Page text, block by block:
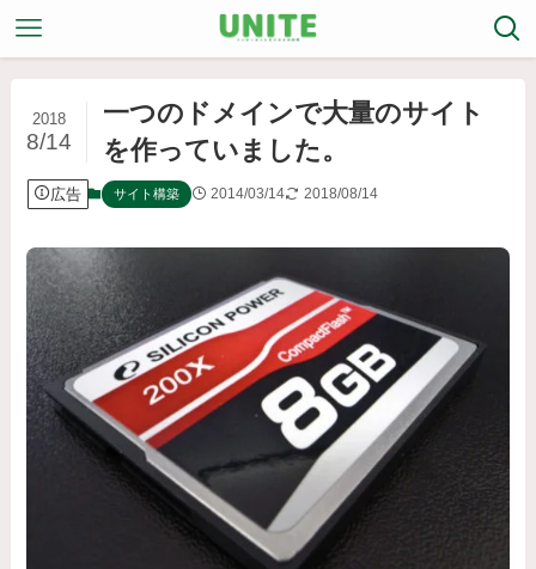
一つのドメインで大量のサイト
を作っていました。
2018
8/14
広告 サイト構築 2014/03/14 2018/08/14